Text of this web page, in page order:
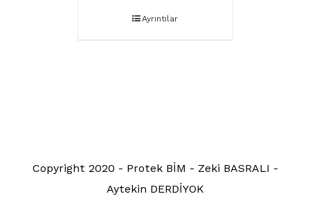
Ayrıntılar
Copyright 2020 - Protek BİM - Zeki BASRALI -
Aytekin DERDİYOK